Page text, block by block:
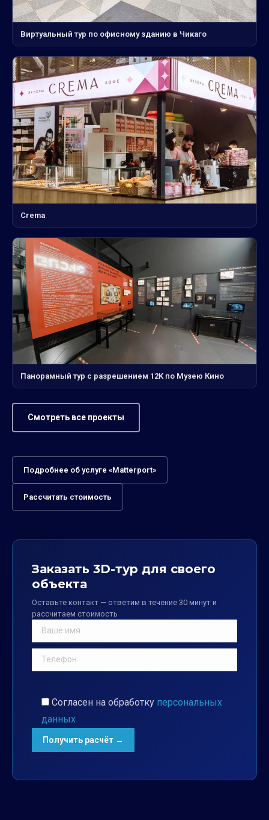
Виртуальный тур по офисному зданию в Чикаго
Crema
Панорамный тур с разрешением 12K по Музею Кино
Смотреть все проекты
Подробнее об услуге «Matterport»
Рассчитать стоимость
Заказать 3D-тур для своего
объекта
Оставьте контакт — ответим в течение 30 минут и
рассчитаем стоимость
Согласен на обработку персональных
данных